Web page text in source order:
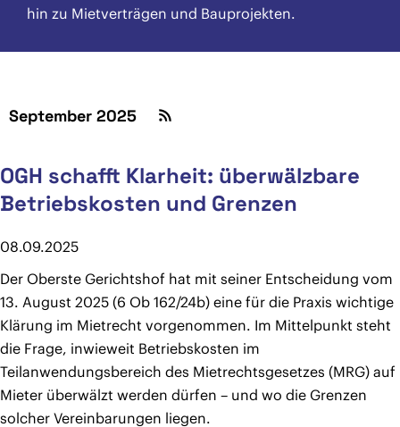
hin zu Mietverträgen und Bauprojekten.
September 2025
OGH schafft Klarheit: überwälzbare
Betriebskosten und Grenzen
08.09.2025
Der Oberste Gerichtshof hat mit seiner Entscheidung vom
13. August 2025 (6 Ob 162/24b) eine für die Praxis wichtige
Klärung im Mietrecht vorgenommen. Im Mittelpunkt steht
die Frage, inwieweit Betriebskosten im
Teilanwendungsbereich des Mietrechtsgesetzes (MRG) auf
Mieter überwälzt werden dürfen – und wo die Grenzen
solcher Vereinbarungen liegen.